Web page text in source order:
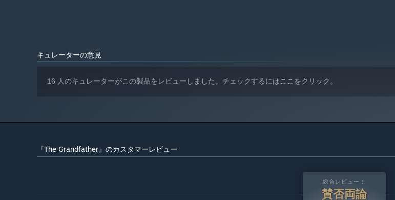
キュレーターの意見
16 人のキュレーターがこの製品をレビューしました。チェックするにはここ をクリック。
『The Grandfather』のカスタマーレビュー
総合レビュー：
賛否両論